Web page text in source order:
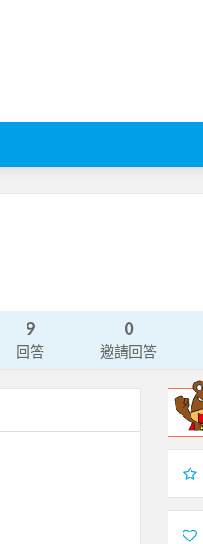
9
回答
0
邀請回答